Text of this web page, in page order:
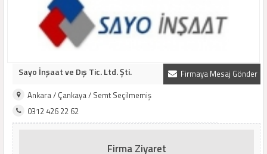
Firmaya Mesaj Gönder
Sayo İnşaat ve Dış Tic. Ltd. Şti.
Ankara / Çankaya / Semt Seçilmemiş
0312 426 22 62
Firma Ziyaret